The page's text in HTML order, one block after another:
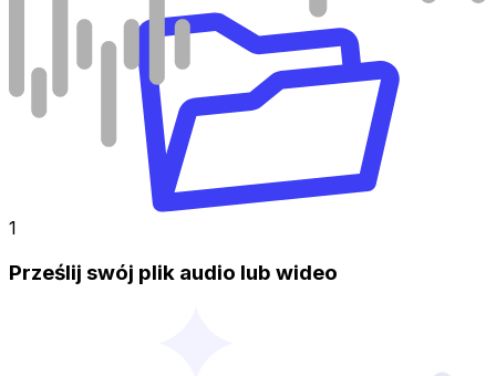
1
Prześlij swój plik audio lub wideo